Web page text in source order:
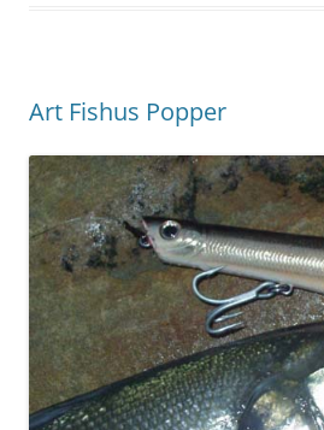
Art Fishus Popper